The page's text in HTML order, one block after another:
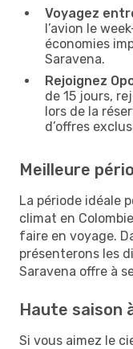
Voyagez
l’avion le
économies
Saravena.
Rejoignez
de 15 jours,
lors de la
d’offres
Meilleure
La période idéale
climat en
faire en voyage.
présenterons les
Saravena offre à
Haute saison
Si vous aimez le